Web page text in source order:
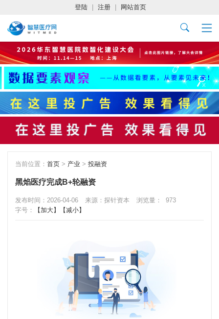
登陆 注册 网站首页
当前位置： 首页 > 产业 > 投融资
黑焰医疗完成B+轮融资
发布时间：2026-04-06 来源：探针资本 浏览量：
973
字号：
【加大】 【减小】